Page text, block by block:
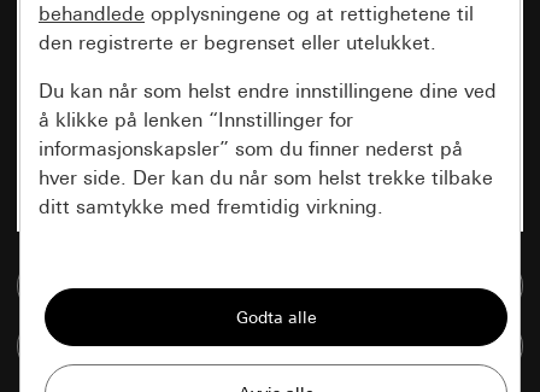
Til mediadatabase
Sammenlign artikkel
behandlede opplysningene og at rettighetene til
den registrerte er begrenset eller utelukket.
Du kan når som helst endre innstillingene dine ved
å klikke på lenken “Innstillinger for
informasjonskapsler” som du finner nederst på
hver side. Der kan du når som helst trekke tilbake
ditt samtykke med fremtidig virkning.
Alle informasjonskapslene vi trenger for å
kunne vise deg siden.